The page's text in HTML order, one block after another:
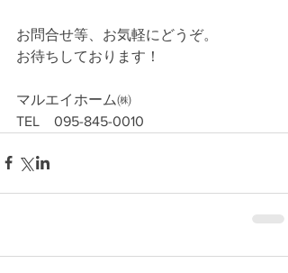
お問合せ等、お気軽にどうぞ。
お待ちしております！
マルエイホーム㈱
TEL　095-845-0010